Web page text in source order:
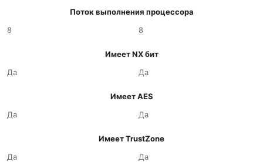
Поток выполнения процессора
8
8
Имеет NX бит
Да
Да
Имеет AES
Да
Да
Имеет TrustZone
Да
Да